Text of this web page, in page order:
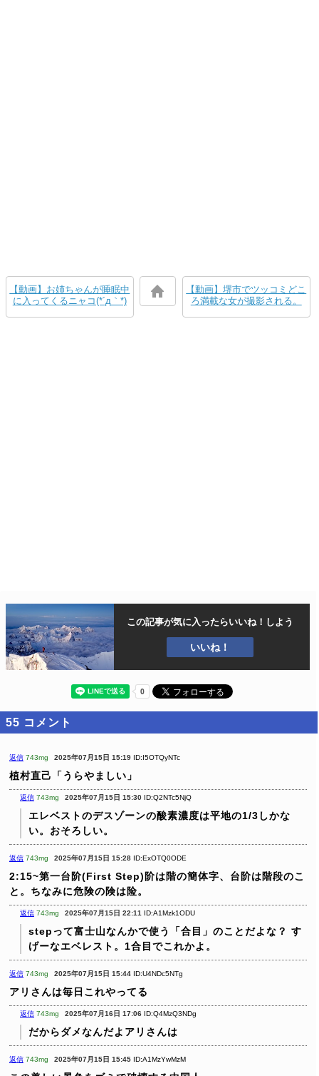
【動画】お姉ちゃんが睡眠中
に入ってくるニャコ(*´д｀*)
【動画】堺市でツッコミどこ
ろ満載な女が撮影される。
この記事が気に入ったらいいね！しよう
いいね！
55 コメント
返信 743mg 2025年07月15日 15:19 ID:I5OTQyNTc
植村直己「うらやましい」
返信 743mg 2025年07月15日 15:30 ID:Q2NTc5NjQ
エレベストのデスゾーンの酸素濃度は平地の1/3しかな
い。おそろしい。
返信 743mg 2025年07月15日 15:28 ID:ExOTQ0ODE
2:15~第一台阶(First Step)阶は階の簡体字、台阶は階段のこ
と。ちなみに危険の険は险。
返信 743mg 2025年07月15日 22:11 ID:A1Mzk1ODU
stepって富士山なんかで使う「合目」のことだよな？ す
げーなエベレスト。1合目でこれかよ。
返信 743mg 2025年07月15日 15:44 ID:U4NDc5NTg
アリさんは毎日これやってる
返信 743mg 2025年07月16日 17:06 ID:Q4MzQ3NDg
だからダメなんだよアリさんは
返信 743mg 2025年07月15日 15:45 ID:A1MzYwMzM